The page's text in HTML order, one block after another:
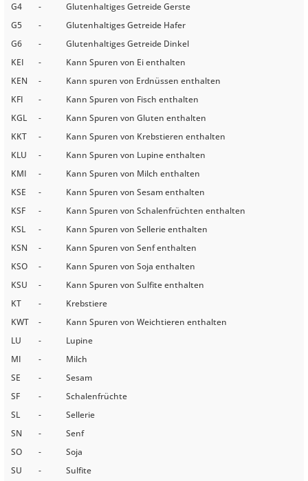
G4
-
Glutenhaltiges Getreide Gerste
G5
-
Glutenhaltiges Getreide Hafer
G6
-
Glutenhaltiges Getreide Dinkel
KEI
-
Kann Spuren von Ei enthalten
KEN
-
Kann spuren von Erdnüssen enthalten
KFI
-
Kann Spuren von Fisch enthalten
KGL
-
Kann Spuren von Gluten enthalten
KKT
-
Kann Spuren von Krebstieren enthalten
KLU
-
Kann Spuren von Lupine enthalten
KMI
-
Kann Spuren von Milch enthalten
KSE
-
Kann Spuren von Sesam enthalten
KSF
-
Kann Spuren von Schalenfrüchten enthalten
KSL
-
Kann Spuren von Sellerie enthalten
KSN
-
Kann Spuren von Senf enthalten
KSO
-
Kann Spuren von Soja enthalten
KSU
-
Kann Spuren von Sulfite enthalten
KT
-
Krebstiere
KWT
-
Kann Spuren von Weichtieren enthalten
LU
-
Lupine
MI
-
Milch
SE
-
Sesam
SF
-
Schalenfrüchte
SL
-
Sellerie
SN
-
Senf
SO
-
Soja
SU
- Sulfite